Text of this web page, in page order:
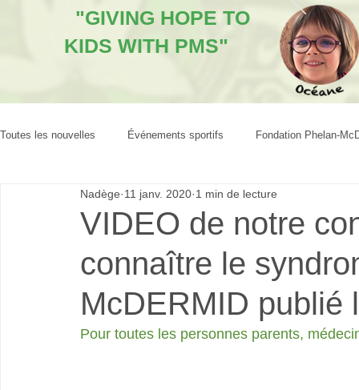
"GIVING HOPE TO
KIDS WITH PMS"
Toutes les nouvelles Événements sportifs Fondation Phelan-
VIDEO de notre
connaître le
McDERMID publié
Nadège 11 janv. 2020 1 min de lecture
Pour toutes les personnes parents,